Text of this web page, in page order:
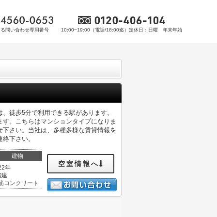
問い合わせ専用番号 10:00~19:00（電話/18:00迄）定休日：日曜 年末年始
徒歩5分で利用できる駅があります。
。こちらはマンションタイプになりま
さい。当社は、多種多様な賃貸情報を
下さい。
建物
年
建
コンクリート
空室情報へ